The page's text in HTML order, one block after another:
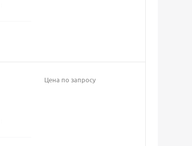
Цена по запросу